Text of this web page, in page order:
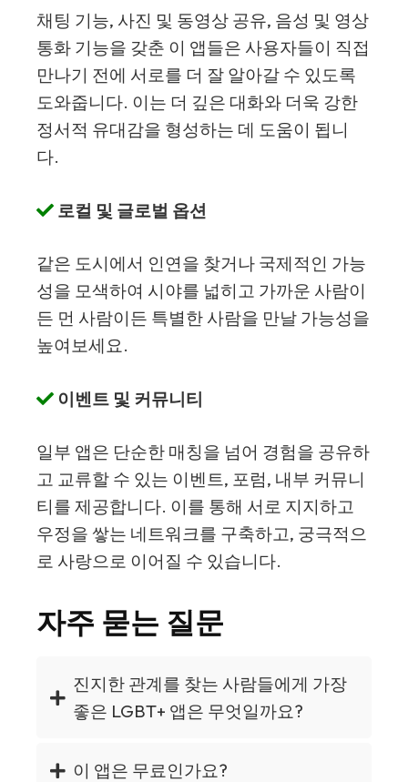
채팅 기능, 사진 및 동영상 공유, 음성 및 영상
통화 기능을 갖춘 이 앱들은 사용자들이 직접
만나기 전에 서로를 더 잘 알아갈 수 있도록
도와줍니다. 이는 더 깊은 대화와 더욱 강한
정서적 유대감을 형성하는 데 도움이 됩니
다.
로컬 및 글로벌 옵션
같은 도시에서 인연을 찾거나 국제적인 가능
성을 모색하여 시야를 넓히고 가까운 사람이
든 먼 사람이든 특별한 사람을 만날 가능성을
높여보세요.
이벤트 및 커뮤니티
일부 앱은 단순한 매칭을 넘어 경험을 공유하
고 교류할 수 있는 이벤트, 포럼, 내부 커뮤니
티를 제공합니다. 이를 통해 서로 지지하고
우정을 쌓는 네트워크를 구축하고, 궁극적으
로 사랑으로 이어질 수 있습니다.
자주 묻는 질문
진지한 관계를 찾는 사람들에게 가장
좋은 LGBT+ 앱은 무엇일까요?
이 앱은 무료인가요?